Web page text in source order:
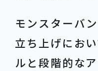
モンスターバ
立ち上げにお
ルと段階的な